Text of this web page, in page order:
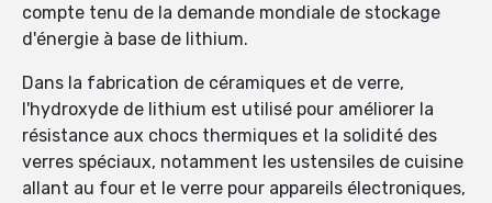
compte tenu de la demande mondiale de stockage
d'énergie à base de lithium.
Dans la fabrication de céramiques et de verre,
l'hydroxyde de lithium est utilisé pour améliorer la
résistance aux chocs thermiques et la solidité des
verres spéciaux, notamment les ustensiles de cuisine
allant au four et le verre pour appareils électroniques,